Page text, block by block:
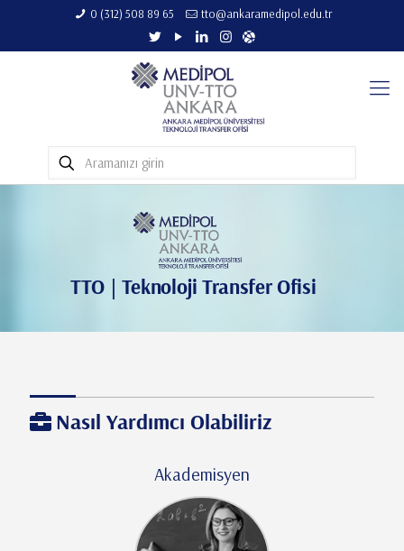
0 (312) 508 89 65​ tto@ankaramedipol.edu.tr
TTO | Teknoloji Transfer Ofisi
Nasıl Yardımcı Olabiliriz
Akademisyen